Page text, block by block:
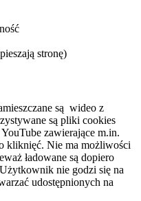
stronę)
są wideo z
są pliki cookies
zawierające m.in.
kliknięć. Nie ma możliwości
ładowane są dopiero
nie godzi się na
udostępnionych na